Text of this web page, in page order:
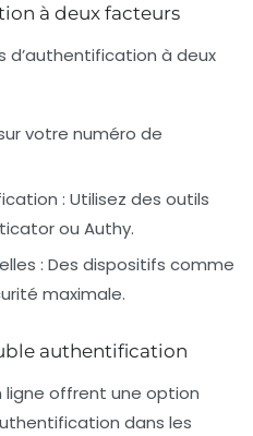
à deux facteurs
d’authentification à deux
votre numéro de
: Utilisez des outils
ou Authy.
: Des dispositifs comme
maximale.
authentification
ligne offrent une option
dans les